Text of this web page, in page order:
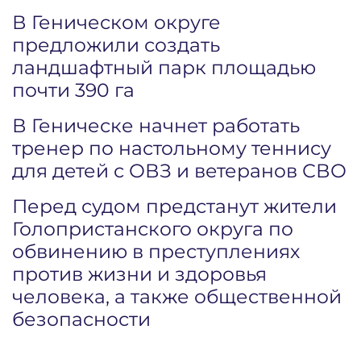
В Геническом округе
предложили создать
ландшафтный парк площадью
почти 390 га
В Геническе начнет работать
тренер по настольному теннису
для детей с ОВЗ и ветеранов СВО
Перед судом предстанут жители
Голопристанского округа по
обвинению в преступлениях
против жизни и здоровья
человека, а также общественной
безопасности